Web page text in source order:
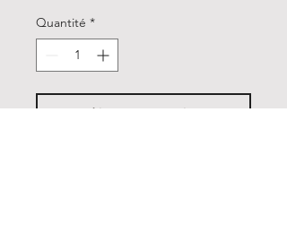
Quantité *
Ajouter au panier